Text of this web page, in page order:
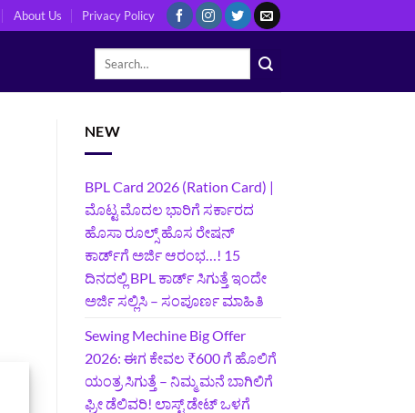
About Us Privacy Policy
NEW
BPL Card 2026 (Ration Card) |
ಮೊಟ್ಟ ಮೊದಲ ಭಾರಿಗೆ ಸರ್ಕಾರದ
ಹೊಸಾ ರೂಲ್ಸ್ ಹೊಸ ರೇಷನ್
ಕಾರ್ಡ್‌ಗೆ ಅರ್ಜಿ ಆರಂಭ…! 15
ದಿನದಲ್ಲಿ BPL ಕಾರ್ಡ್ ಸಿಗುತ್ತೆ ಇಂದೇ
ಅರ್ಜಿ ಸಲ್ಲಿಸಿ – ಸಂಪೂರ್ಣ ಮಾಹಿತಿ
Sewing Mechine Big Offer
2026: ಈಗ ಕೇವಲ ₹600 ಗೆ ಹೊಲಿಗೆ
ಯಂತ್ರ ಸಿಗುತ್ತೆ – ನಿಮ್ಮ ಮನೆ ಬಾಗಿಲಿಗೆ‍
ಫ್ರೀ ಡೆಲಿವರಿ! ಲಾಸ್ಟ್‌ ಡೇಟ್‌ ಒಳಗೆ